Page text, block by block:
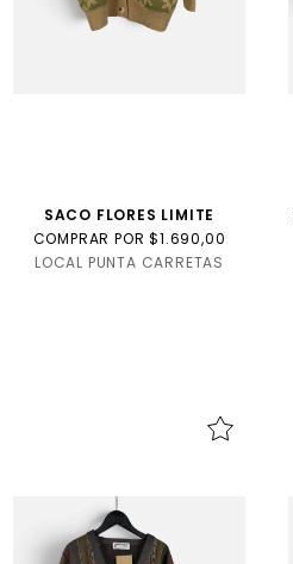
SACO FLORES LIMITE
COMPRAR POR $1.690,00
LOCAL PUNTA CARRETAS